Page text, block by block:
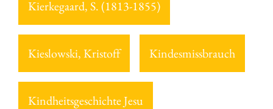
Kierkegaard, S. (1813-1855)
Kieslowski, Kristoff Kindesmissbrauch
Kindheitsgeschichte Jesu